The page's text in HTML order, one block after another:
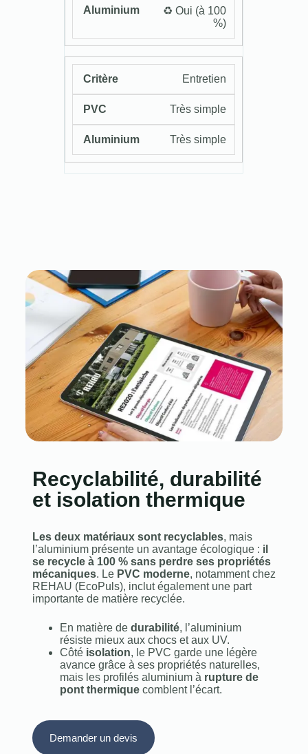
♻️ Oui (à 100
%)
Entretien
Très simple
Très simple
Recyclabilité, durabilité
et isolation thermique
Les deux matériaux sont recyclables, mais
l’aluminium présente un avantage écologique : il
se recycle à 100 % sans perdre ses propriétés
mécaniques. Le PVC moderne, notamment chez
REHAU (EcoPuls), inclut également une part
importante de matière recyclée.
En matière de durabilité, l’aluminium
résiste mieux aux chocs et aux UV.
Côté isolation, le PVC garde une légère
avance grâce à ses propriétés naturelles,
mais les profilés aluminium à rupture de
pont thermiquecomblent l’écart.
Demander un devis